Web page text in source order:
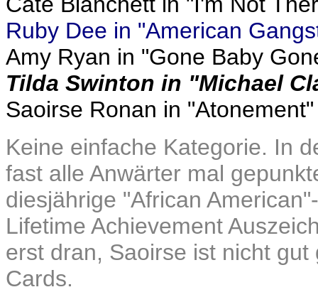
Ruby Dee in "American
Amy Ryan in "Gone Baby
Tilda Swinton in "Michael
Saoirse Ronan in "Atonement"
Keine einfache Kategorie. In
fast alle Anwärter mal
diesjährige "African
Lifetime Achievement
erst dran, Saoirse ist nicht
Cards.